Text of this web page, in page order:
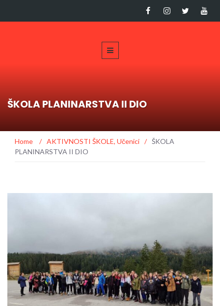
ŠKOLA PLANINARSTVA II DIO
Home / AKTIVNOSTI ŠKOLE, Učenici / ŠKOLA
PLANINARSTVA II DIO